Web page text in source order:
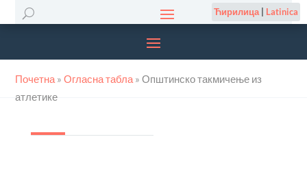
Ћирилица| Latinica
Почетна »Огласна табла »Општинско такмичење из
атлетике